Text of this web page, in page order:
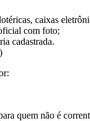
caixas
com foto;
cadastrada.
quem não é